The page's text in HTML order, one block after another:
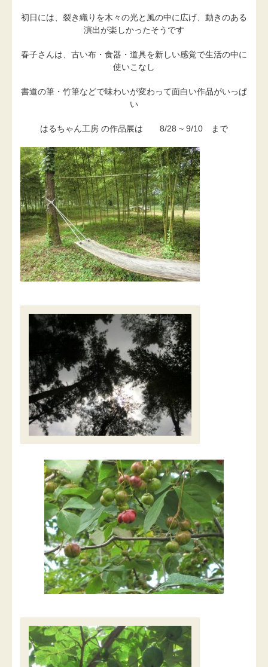
初日には、裂き織りを木々の光と風の中に広げ、動きのある
演出が楽しかったそうです
春子さんは、古い布・食器・道具を新しい感覚で生活の中に
使いこなし
書道の筆・竹筆などで味わいが変わって面白い作品がいっぱ
い
はるちゃん工房 の作品展は 8/28 ~ 9/10 まで